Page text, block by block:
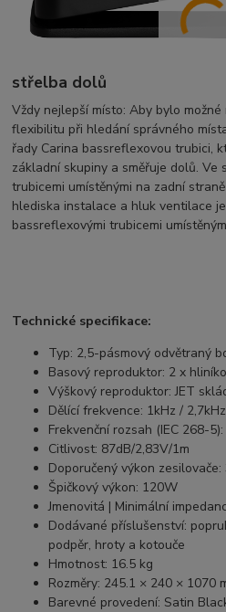
střelba dolů
Vždy nejlepší místo: Aby bylo
flexibilitu při hledání správného
řady Carina bassreflexovou trubici,
základní skupiny a směřuje dolů. Ve
trubicemi umístěnými na zadní
hlediska instalace a hluk ventilace
bassreflexovými trubicemi
Technické specifikace:
Typ: 2,5-pásmový odvětraný
Basový reproduktor: 2 x
Výškový reproduktor: JET
Dělící frekvence: 1kHz / 2,7kHz
Frekvenční rozsah (IEC 268-
Citlivost: 87dB/2,83V/1m
Doporučený výkon
Špičkový výkon: 120W
Jmenovitá | Minimální
Dodávané příslušenství:
podpěr, hroty a kotouče
Hmotnost: 16.5 kg
Rozměry: 245.1 × 240 × 1070
Barevné provedení: Satin